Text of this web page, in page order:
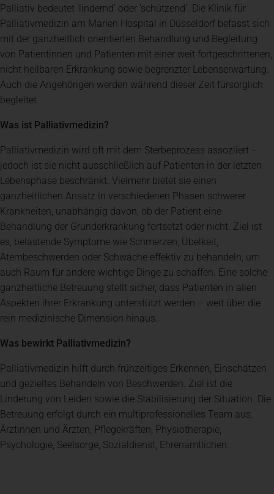
Palliativ bedeutet 'lindernd' oder 'schützend'. Die Klinik für
Palliativmedizin am Marien Hospital in Düsseldorf befasst sich
mit der ganzheitlich orientierten Behandlung und Begleitung
von Patientinnen und Patienten mit einer weit fortgeschrittenen,
nicht heilbaren Erkrankung sowie begrenzter Lebenserwartung.
Auch die Angehörigen werden während dieser Zeit fürsorglich
begleitet.
Was ist Palliativmedizin?
Palliativmedizin wird oft mit dem Sterbeprozess assoziiert –
jedoch ist sie nicht ausschließlich auf Patienten in der letzten
Lebensphase beschränkt. Vielmehr bietet sie einen
ganzheitlichen Ansatz in verschiedenen Phasen schwerer
Krankheiten, unabhängig davon, ob der Patient eine
Behandlung der Grunderkrankung fortsetzt oder nicht. Ziel ist
es, belastende Symptome wie Schmerzen, Übelkeit,
Atembeschwerden oder Schwäche effektiv zu behandeln, um
auch Raum für andere wichtige Dinge zu schaffen. Eine solche
ganzheitliche Betreuung stellt sicher, dass Patienten in allen
Aspekten ihrer Erkrankung unterstützt werden – weit über die
rein medizinische Dimension hinaus.
Was bewirkt Palliativmedizin?
Palliativmedizin hilft durch frühzeitiges Erkennen, Einschätzen
und gezieltes Behandeln von Beschwerden. Ziel ist die
Linderung von Leiden sowie die Stabilisierung der Situation. Die
Betreuung erfolgt durch ein multiprofessionelles Team aus:
Ärztinnen und Ärzten, Pflegekräften, Physiotherapie,
Psychologie, Seelsorge, Sozialdienst, Ehrenamtlichen.